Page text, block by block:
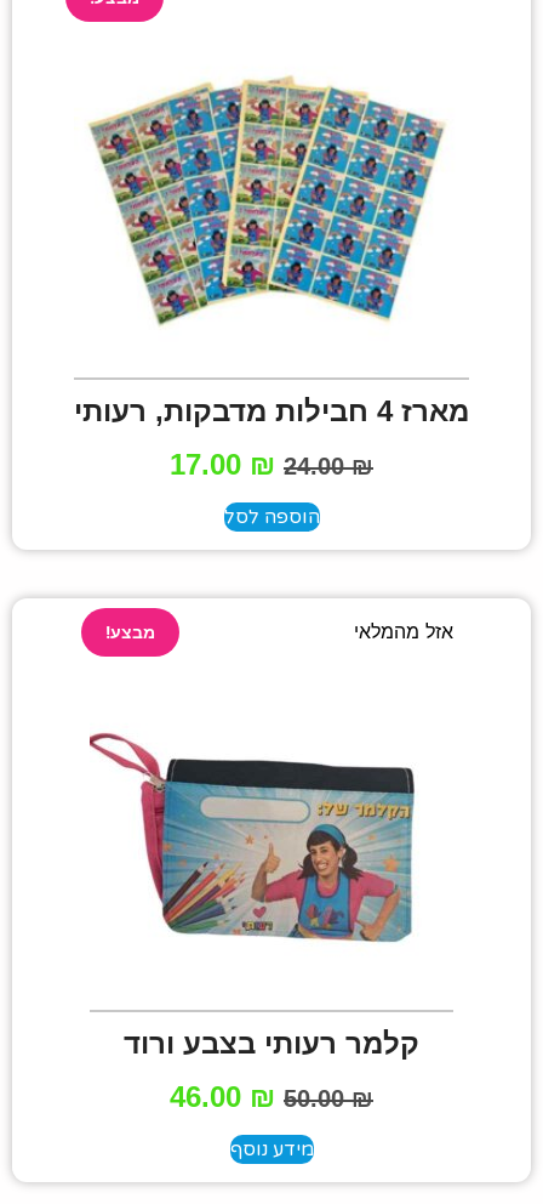
מארז 4 חבילות מדבקות, רעותי
24.00₪
17.00 ₪
הוספה לסל
אזל מהמלאי מבצע!
קלמר רעותי בצבע ורוד
50.00₪
46.00 ₪
מידע נוסף